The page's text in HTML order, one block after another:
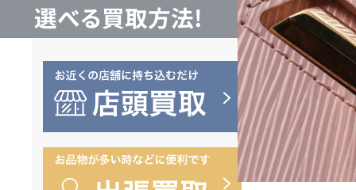
選べる買取方法!